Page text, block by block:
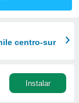
centro-sur
Instalar